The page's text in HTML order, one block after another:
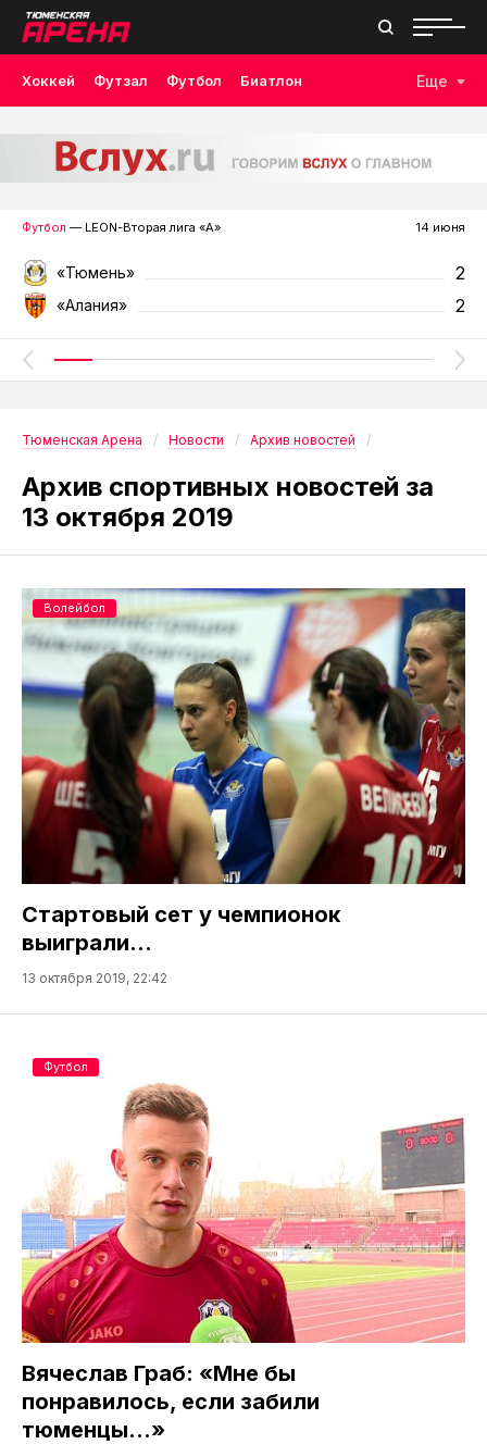
Хоккей Футзал Футбол Биатлон Еще
Футбол — LEON-Вторая лига «А» 14 июня
«Тюмень» 2
«Алания» 2
Тюменская Арена Новости Архив новостей
Архив спортивных новостей за
13 октября 2019
Стартовый сет у чемпионок
выиграли…
13 октября 2019, 22:42
Волейбол
Вячеслав Граб: «Мне бы
понравилось, если забили
тюменцы…»
Футбол